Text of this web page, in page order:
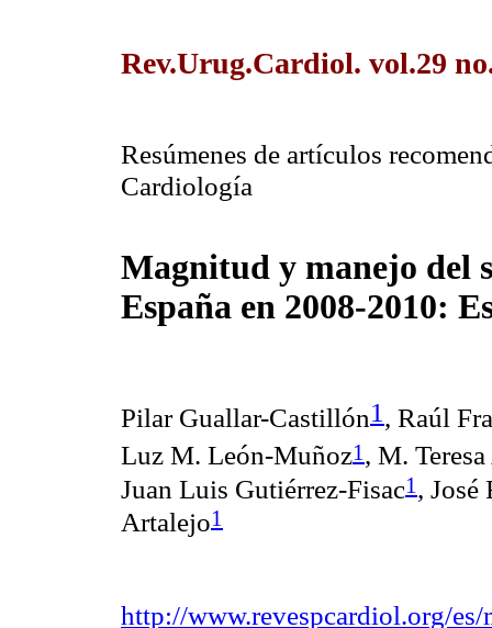
Rev.Urug.Cardiol. vol.29
Resúmenes de artículos
Cardiología
Magnitud y manejo del
España en 2008-2010:
Pilar Guallar-Castillón1 , Raúl
Luz M. León-Muñoz1 , M.
Juan Luis Gutiérrez-Fisac1 , José
Artalejo1
http://www.revespcardiol.org/